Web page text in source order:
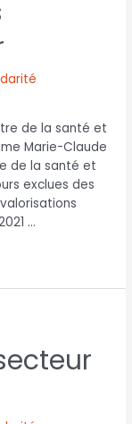
de la santé et
Marie-Claude
de la santé et
exclues des
…